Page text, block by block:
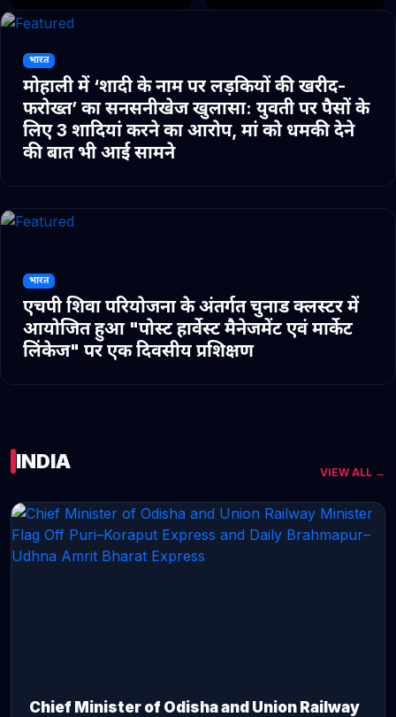
भारत
मोहाली में ‘शादी के नाम पर लड़कियों की खरीद-
फरोख्त’ का सनसनीखेज खुलासा: युवती पर पैसों के
लिए 3 शादियां करने का आरोप, मां को धमकी देने
की बात भी आई सामने
भारत
एचपी शिवा परियोजना के अंतर्गत चुनाड क्लस्टर में
आयोजित हुआ "पोस्ट हार्वेस्ट मैनेजमेंट एवं मार्केट
लिंकेज" पर एक दिवसीय प्रशिक्षण
INDIA VIEW ALL →
Chief Minister of Odisha and Union Railway